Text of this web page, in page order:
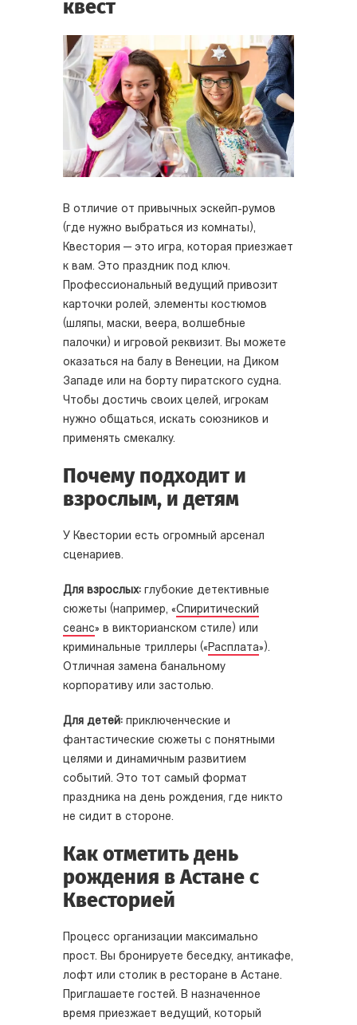
квест
В отличие от привычных эскейп-румов
(где нужно выбраться из комнаты),
Квестория — это игра, которая приезжает
к вам. Это праздник под ключ.
Профессиональный ведущий привозит
карточки ролей, элементы костюмов
(шляпы, маски, веера, волшебные
палочки) и игровой реквизит. Вы можете
оказаться на балу в Венеции, на Диком
Западе или на борту пиратского судна.
Чтобы достичь своих целей, игрокам
нужно общаться, искать союзников и
применять смекалку.
Почему подходит и
взрослым, и детям
У Квестории есть огромный арсенал
сценариев.
Для взрослых: глубокие детективные
сюжеты (например, «Спиритический
сеанс» в викторианском стиле) или
криминальные триллеры (« Расплата»).
Отличная замена банальному
корпоративу или застолью.
Для детей: приключенческие и
фантастические сюжеты с понятными
целями и динамичным развитием
событий. Это тот самый формат
праздника на день рождения, где никто
не сидит в стороне.
Как отметить день
рождения в Астане с
Квесторией
Процесс организации максимально
прост. Вы бронируете беседку, антикафе,
лофт или столик в ресторане в Астане.
Приглашаете гостей. В назначенное
время приезжает ведущий, который